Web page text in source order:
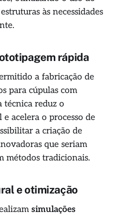
às necessidades
rápida
a fabricação de
para cúpulas com
técnica reduz o
acelera o processo de
a criação de
que seriam
métodos tradicionais.
e otimização
simulações